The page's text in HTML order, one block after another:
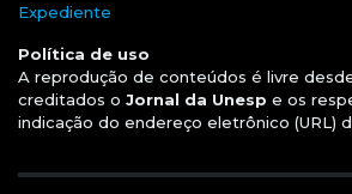
Expediente
Política de uso
A reprodução de conteúdos é livre
creditados o Jornal da Unesp e os
indicação do endereço eletrônico (URL)